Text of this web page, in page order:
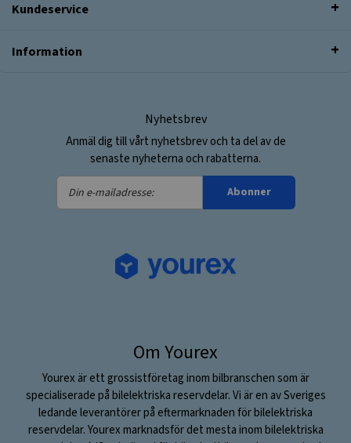
Kundeservice
Information
Nyhetsbrev
Anmäl dig till vårt nyhetsbrev och ta del av de
senaste nyheterna och rabatterna.
Din
e-
Abonner
Om Yourex
Yourex är ett grossistföretag inom bilbranschen som är
specialiserade på bilelektriska reservdelar. Vi är en av Sveriges
ledande leverantörer på eftermarknaden för bilelektriska
reservdelar. Yourex marknadsför det mesta inom bilelektriska